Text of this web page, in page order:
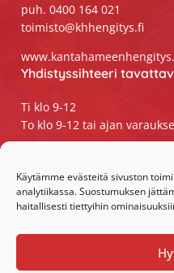
Käytämme evästeitä sivuston
analytiikassa. Suostumuksen
haitallisesti tiettyihin
puh. 0400 164 021
toimisto@khhengitys.fi
Yhdistyssihteeri
Ti klo 9-12
To klo 9-12 tai ajan
maanantaista perjantaihin